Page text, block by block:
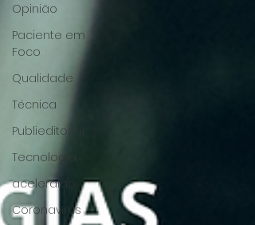
Opinião
Paciente em
Foco
Qualidade
Técnica
Publieditorial
Tecnologia
aceleralab
Coronavírus